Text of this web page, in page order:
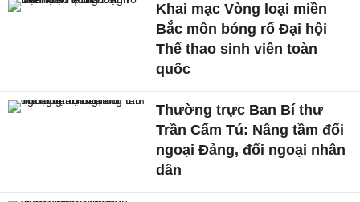
Khai mạc Vòng loại miền
Bắc môn bóng rổ Đại hội
Thể thao sinh viên toàn
quốc
Thường trực Ban Bí thư
Trần Cẩm Tú: Nâng tầm đối
ngoại Đảng, đối ngoại nhân
dân